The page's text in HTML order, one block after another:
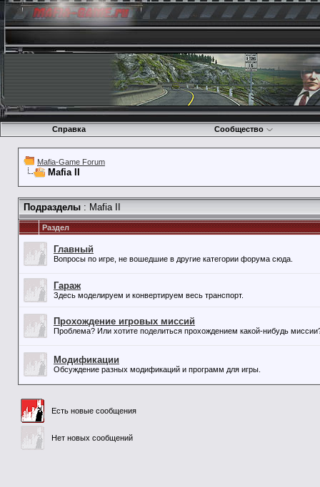
Справка Сообщество
Mafia-Game Forum
Mafia II
Подразделы : Mafia II
Раздел
Главный
Вопросы по игре, не вошедшие в другие категории форума сюда.
Гараж
Здесь моделируем и конвертируем весь транспорт.
Прохождение игровых миссий
Проблема? Или хотите поделиться прохождением какой-нибудь
Модификации
Обсуждение разных модификаций и программ для игры.
Есть новые сообщения
Нет новых сообщений